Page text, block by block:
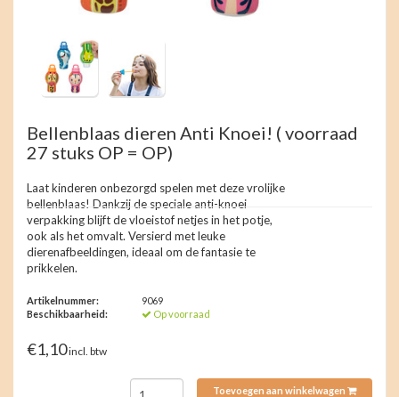
Bellenblaas dieren Anti Knoei! ( voorraad
27 stuks OP = OP)
Laat kinderen onbezorgd spelen met deze vrolijke
bellenblaas! Dankzij de speciale anti-knoei
verpakking blijft de vloeistof netjes in het potje,
ook als het omvalt. Versierd met leuke
dierenafbeeldingen, ideaal om de fantasie te
prikkelen.
Artikelnummer:
9069
Beschikbaarheid:
Op voorraad
€1,10incl. btw
Toevoegen aan winkelwagen